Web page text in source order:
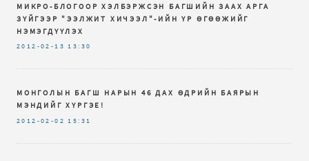
МИКРО-БЛОГООР ХЭЛБЭРЖСЭН БАГШИЙН ЗААХ АРГА
ЗҮЙГЭЭР "ЭЭЛЖИТ ХИЧЭЭЛ"-ИЙН ҮР ӨГӨӨЖИЙГ
НЭМЭГДҮҮЛЭХ
2012-02-13 13:30
МОНГОЛЫН БАГШ НАРЫН 46 ДАХ ӨДРИЙН БАЯРЫН
МЭНДИЙГ ХҮРГЭЕ!
2012-02-02 15:31